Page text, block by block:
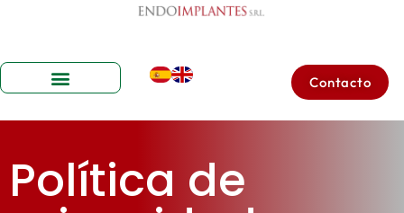
Contacto
Política de